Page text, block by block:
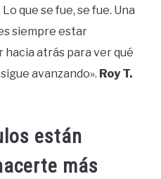
que se fue, se fue. Una
siempre estar
hacia atrás para ver qué
avanzando». Roy T.
están
más